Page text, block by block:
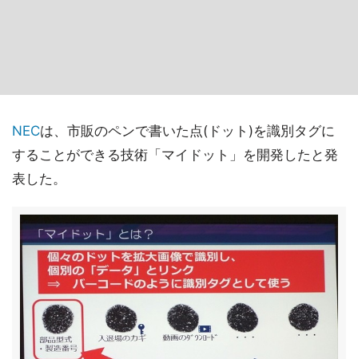
NECは、市販のペンで書いた点(ドット)を識別タグに
することができる技術「マイドット」を開発したと発
表した。